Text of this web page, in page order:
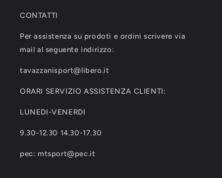
CONTATTI
Per assistenza su prodoti e ordini scrivere via
mail al seguente indirizzo:
tavazzanisport@libero.it
ORARI SERVIZIO ASSISTENZA CLIENTI:
LUNEDI-VENERDI
9.30-12.30 14.30-17.30
pec: mtsport@pec.it